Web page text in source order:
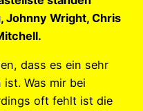
Johnny Wright, Chris
dass es ein sehr
Was mir bei
oft fehlt ist die